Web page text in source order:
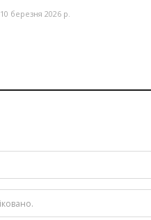
10 березня 2026 р.